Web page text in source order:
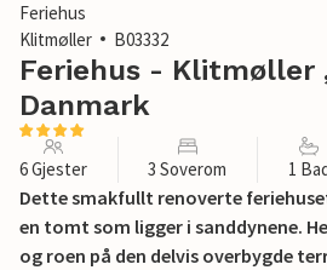
Feriehus
Klitmøller
B03332
Feriehus - Klitmøller
Danmark
6 Gjester 3 Soverom 1
Dette smakfullt renoverte
en tomt som ligger i sanddynene.
og roen på den delvis overbygde